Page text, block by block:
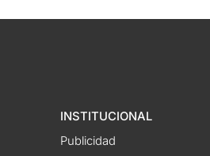
INSTITUCIONAL
Publicidad